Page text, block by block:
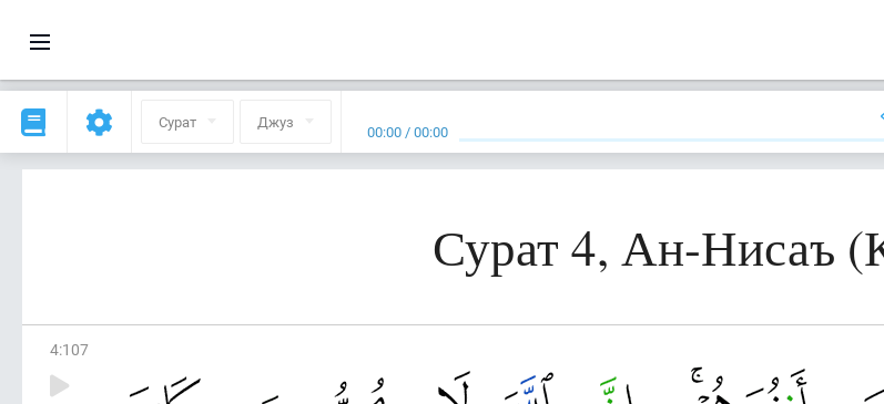
Сурат Джуз 00:00 /00:00
Сурат 4, Ан-Нисаъ
4:107